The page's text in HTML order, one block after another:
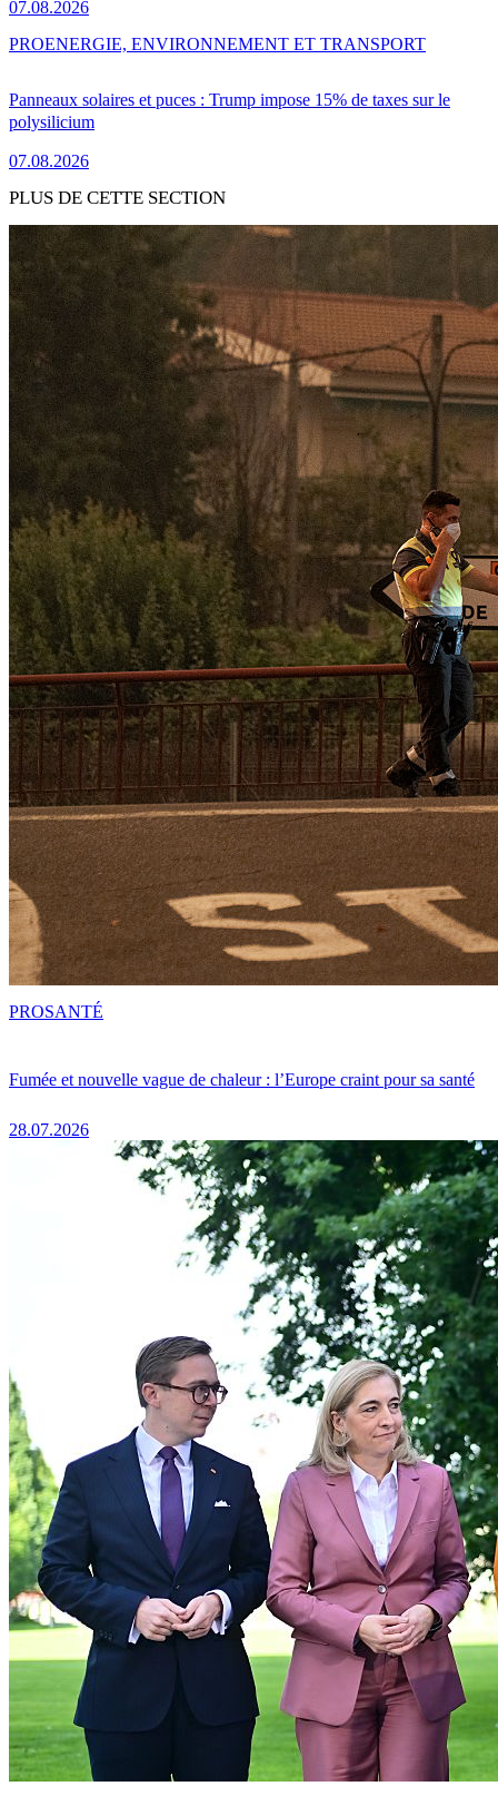
07.08.2026
Panneaux solaires et puces : Trump impose 15% de taxes sur le
polysilicium
07.08.2026
PROENERGIE, ENVIRONNEMENT ET TRANSPORT
PLUS DE CETTE SECTION
Fumée et nouvelle vague de chaleur : l’Europe craint pour sa santé
28.07.2026
PROSANTÉ